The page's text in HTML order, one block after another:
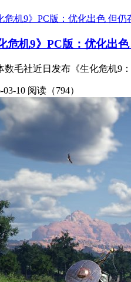
危机9》PC版：优化出
数毛社近日发布《生化危机9
03-10 阅读（794）